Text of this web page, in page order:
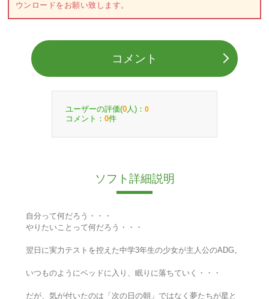
ウンロードをお願い致します。
コメント
ユーザーの評価(0 人)： 0
コメント： 0件
ソフト詳細説明
自分って何だろう・・・
やりたいことって何だろう・・・
翌日に実力テストを控えた中学3年生の少女が主人公のADG。
いつものようにベッドに入り、眠りに落ちていく・・・
だが、気が付いたのは「次の日の朝」ではなく夢たちが星と